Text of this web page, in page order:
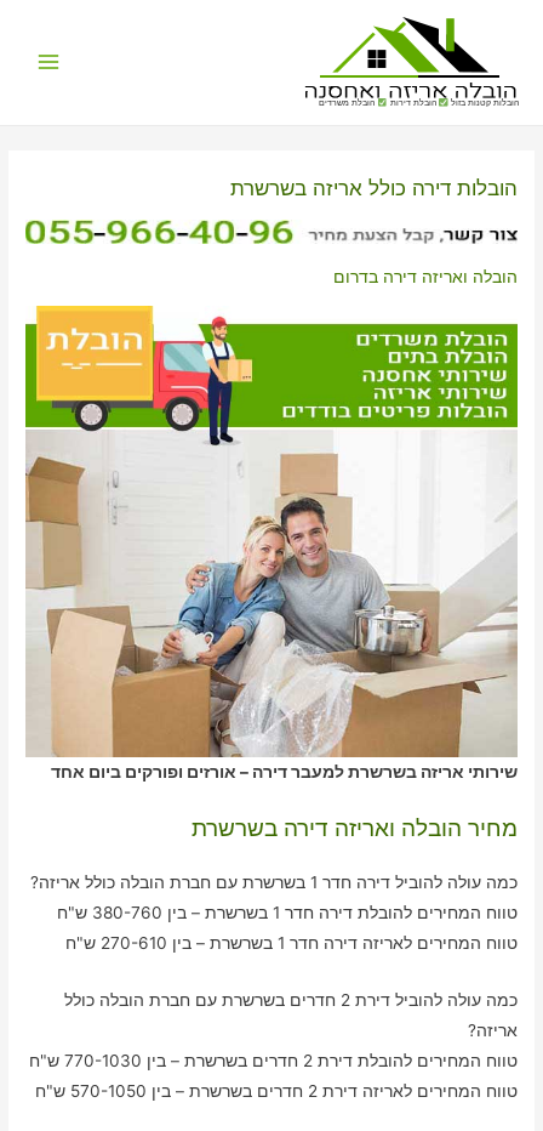
הובלות קטנות בזול הובלת דירות הובלת משרדים
הובלות דירה כולל אריזה בשרשרת
הובלה ואריזה דירה בדרום
שירותי אריזה בשרשרת למעבר דירה – אורזים ופורקים ביום אחד
מחיר הובלה ואריזה דירה בשרשרת
כמה עולה להוביל דירה חדר 1 בשרשרת עם חברת הובלה כולל אריזה?
טווח המחירים להובלת דירה חדר 1 בשרשרת – בין 380-760 ש"ח
טווח המחירים לאריזה דירה חדר 1 בשרשרת – בין 270-610 ש"ח
כמה עולה להוביל דירת 2 חדרים בשרשרת עם חברת הובלה כולל
אריזה?
טווח המחירים להובלת דירת 2 חדרים בשרשרת – בין 770-1030 ש"ח
טווח המחירים לאריזה דירת 2 חדרים בשרשרת – בין 570-1050 ש"ח